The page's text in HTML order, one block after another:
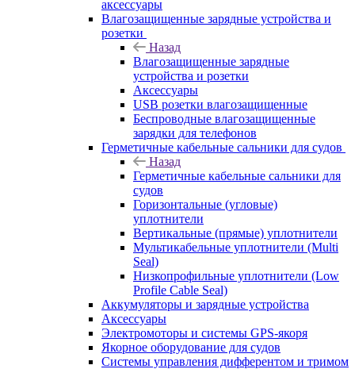
аксессуары
Влагозащищенные зарядные устройства и
розетки
Назад
Влагозащищенные зарядные
устройства и розетки
Аксессуары
USB розетки влагозащищенные
Беспроводные влагозащищенные
зарядки для телефонов
Герметичные кабельные сальники для судов
Назад
Герметичные кабельные сальники для
судов
Горизонтальные (угловые)
уплотнители
Вертикальные (прямые) уплотнители
Мультикабельные уплотнители (Multi
Seal)
Низкопрофильные уплотнители (Low
Profile Cable Seal)
Аккумуляторы и зарядные устройства
Аксессуары
Электромоторы и системы GPS-якоря
Якорное оборудование для судов
Системы управления дифферентом и тримом